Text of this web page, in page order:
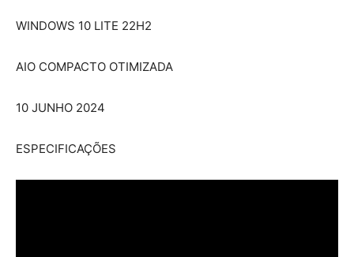
WINDOWS 10 LITE 22H2
AIO COMPACTO OTIMIZADA
10 JUNHO 2024
ESPECIFICAÇÕES